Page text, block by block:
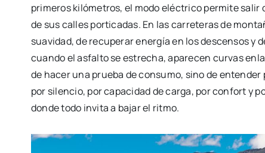
primeros kilómetros, el modo eléctrico permite salir
de sus calles porticadas. En las carreteras de
suavidad, de recuperar energía en los descensos y
cuando el asfalto se estrecha, aparecen curvas
de hacer una prueba de consumo, sino de
por silencio, por capacidad de carga, por confort y
donde todo invita a bajar el ritmo.